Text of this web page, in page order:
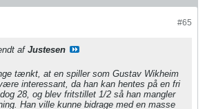
#65
af Justesen
tænkt, at en spiller som Gustav Wikheim
interessant, da han kan hentes på en fri
28, og blev fritstillet 1/2 så han mangler
Han ville kunne bidrage med en masse